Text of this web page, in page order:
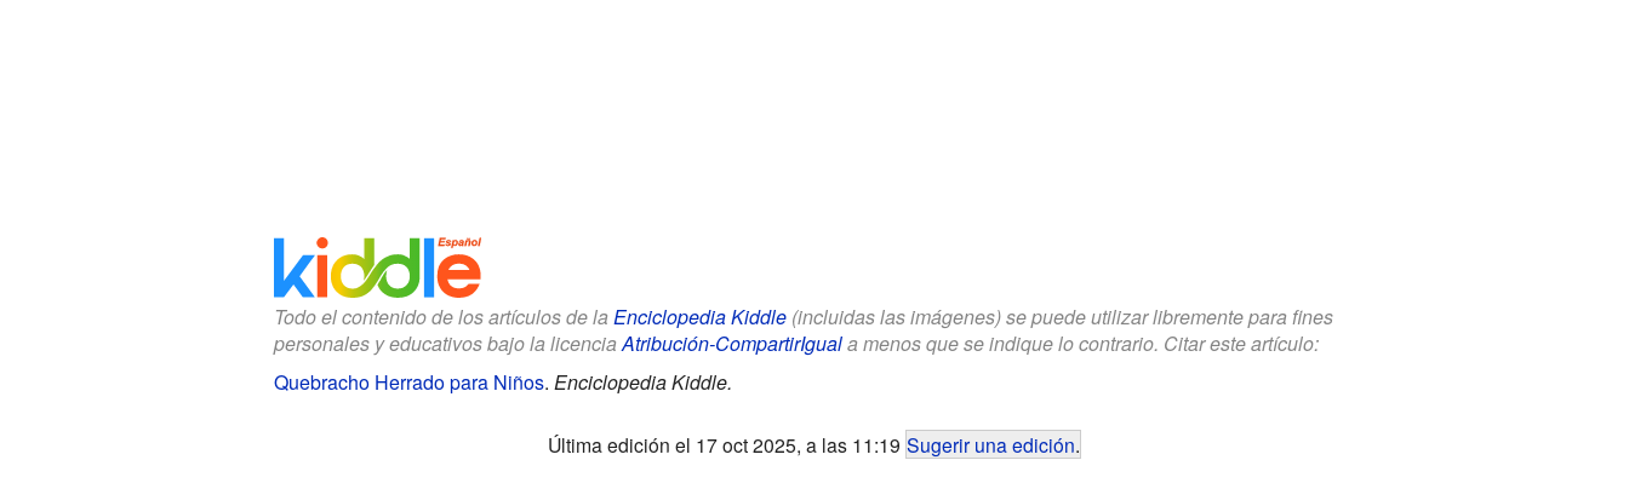
Todo el contenido de los artículos de la Enciclopedia Kiddle(incluidas las imágenes) se puede utilizar libremente para fines
personales y educativos bajo la licenciaAtribución-CompartirIguala menos que se indique lo contrario. Citar este artículo:
Quebracho Herrado para Niños. Enciclopedia Kiddle.
Última edición el 17 oct 2025, a las 11:19 Sugerir una edición.